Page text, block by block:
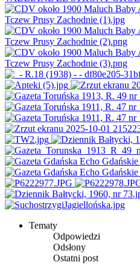
Tematy
Odpowiedzi
Odsłony
Ostatni post